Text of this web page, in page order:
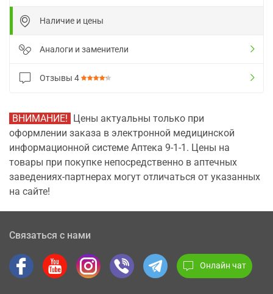
Наличие и цены
Аналоги и заменители
Отзывы 4
ВНИМАНИЕ! Цены актуальны только при
оформлении заказа в электронной медицинской
информационной системе Аптека 9-1-1. Цены на
товары при покупке непосредственно в аптечных
заведениях-партнерах могут отличаться от указанных
на сайте!
Связаться с нами
Онлайн чат